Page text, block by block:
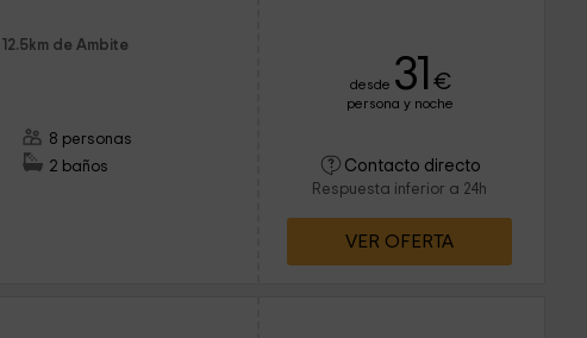
de Ambite
8 personas
2 baños
desde 31 €
persona y noche
Contacto directo
Respuesta inferior a 24h
VER OFERTA